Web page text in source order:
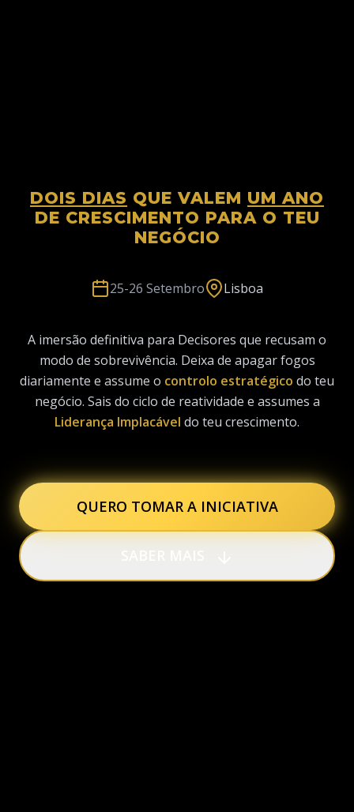
DOIS DIAS QUE VALEM UM ANO
DE CRESCIMENTO PARA O TEU
NEGÓCIO
25-26 Setembro Lisboa
A imersão definitiva para Decisores que recusam o
modo de sobrevivência. Deixa de apagar fogos
diariamente e assume o controlo estratégico do teu
negócio. Sais do ciclo de reatividade e assumes a
Liderança Implacável do teu crescimento.
QUERO TOMAR A INICIATIVA